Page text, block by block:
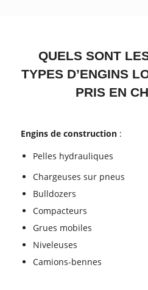
QUELS SONT
TYPES D’ENGINS
PRIS EN
Engins de construction:
Pelles hydrauliques
Chargeuses sur pneus
Bulldozers
Compacteurs
Grues mobiles
Niveleuses
Camions-bennes